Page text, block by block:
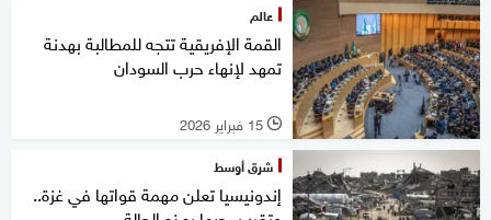
عالم
القمة الإفريقية تتجه للمطالبة بهدنة
تمهد لإنهاء حرب السودان
l 15 فبراير 2026
شرق أوسط
إندونيسيا تعلن مهمة قواتها في غزة..